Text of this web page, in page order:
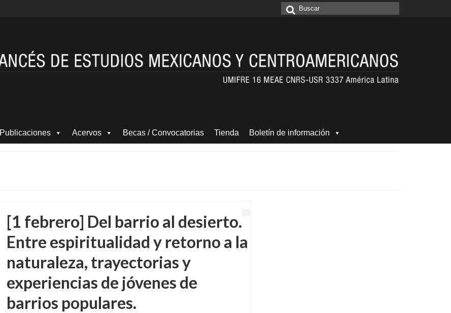
Buscar
Publicaciones Acervos Becas / Convocatorias Tienda Boletín de información
[1 febrero] Del barrio al desierto.
Entre espiritualidad y retorno a la
naturaleza, trayectorias y
experiencias de jóvenes de
barrios populares.